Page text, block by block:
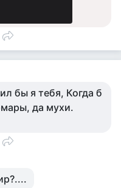
бы я тебя, Когда б
да мухи.